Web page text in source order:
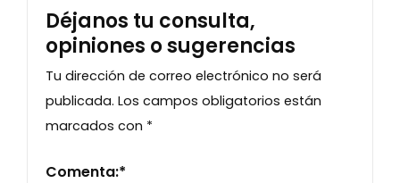
Déjanos tu consulta,
opiniones o sugerencias
Tu dirección de correo electrónico no será
publicada. Los campos obligatorios están
marcados con *
Comenta:*